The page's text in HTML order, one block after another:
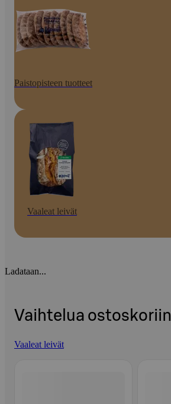
Paistopisteen tuotteet
Vaaleat leivät
Ladataan...
Vaihtelua ostoskoriin
Vaaleat leivät